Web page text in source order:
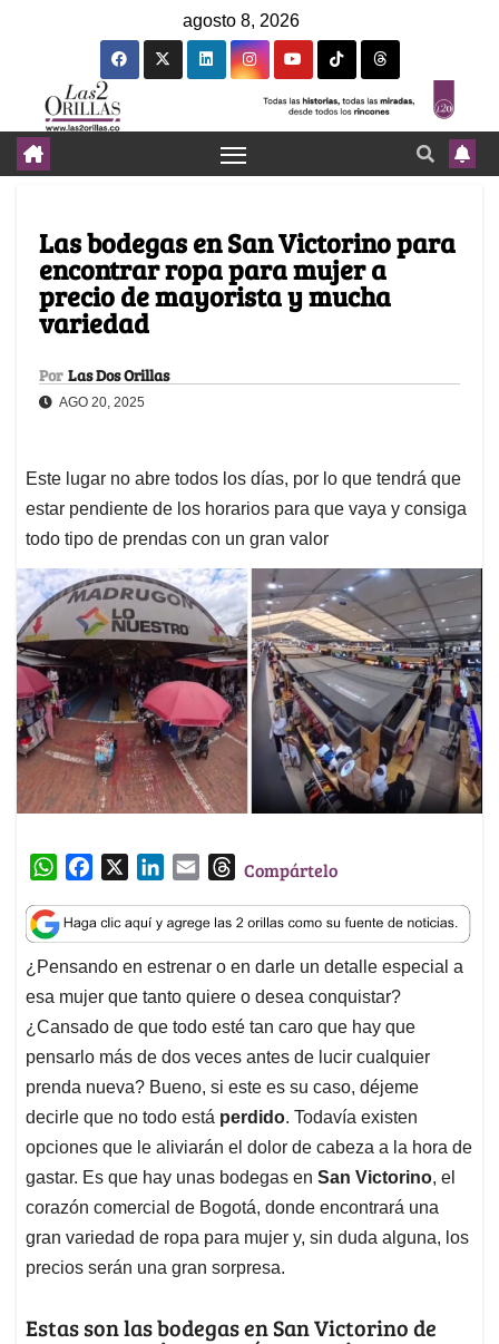
agosto 8, 2026
Las bodegas en San Victorino para
encontrar ropa para mujer a
precio de mayorista y mucha
variedad
Por Las Dos Orillas
AGO 20, 2025
Este lugar no abre todos los días, por lo que tendrá que
estar pendiente de los horarios para que vaya y consiga
todo tipo de prendas con un gran valor
W
a
t
s
A
p
p
c
e
b
o
o
k
n
k
e
d
I
n
a
i
l
T
r
e
a
d
s
Compártelo
¿Pensando en estrenar o en darle un detalle especial a
esa mujer que tanto quiere o desea conquistar?
¿Cansado de que todo esté tan caro que hay que
pensarlo más de dos veces antes de lucir cualquier
prenda nueva? Bueno, si este es su caso, déjeme
decirle que no todo está perdido. Todavía existen
opciones que le aliviarán el dolor de cabeza a la hora de
gastar. Es que hay unas bodegas en San Victorino, el
corazón comercial de Bogotá, donde encontrará una
gran variedad de ropa para mujer y, sin duda alguna, los
precios serán una gran sorpresa.
Estas son las bodegas en San Victorino de